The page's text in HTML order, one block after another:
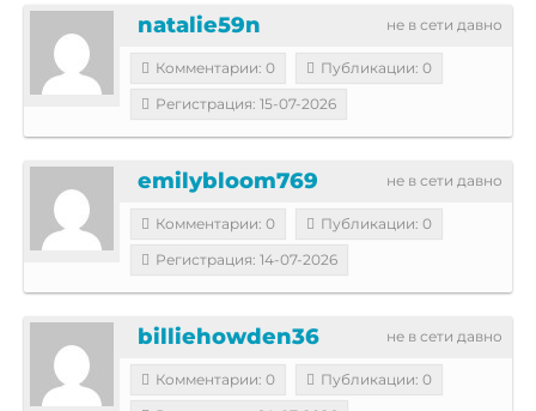
не в сети давно
natalie59n
Комментарии: 0
Публикации: 0
Регистрация: 15-07-2026
не в сети давно
emilybloom769
Комментарии: 0
Публикации: 0
Регистрация: 14-07-2026
не в сети давно
billiehowden36
Комментарии: 0
Публикации: 0